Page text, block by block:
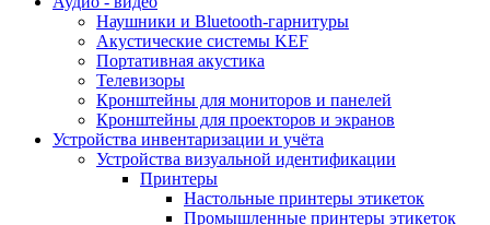
Наушники и Bluetooth-гарнитуры
Акустические системы KEF
Портативная акустика
Телевизоры
Кронштейны для мониторов и панелей
Кронштейны для проекторов и экранов
Устройства инвентаризации и учёта
Устройства визуальной идентификации
Принтеры
Настольные принтеры этикеток
Промышленные принтеры этикеток